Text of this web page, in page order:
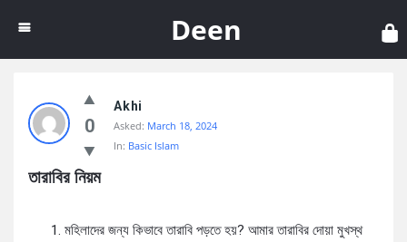
Deen
0
Akhi
Asked: March 18, 2024
In: Basic Islam
তারাবির নিয়ম
মহিলাদের জন্য কিভাবে তারাবি পড়তে হয়? আমার তারাবির দোয়া মুখস্থ